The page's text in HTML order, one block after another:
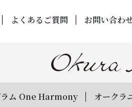
よくあるご質問 お問い合わ
ラム One Harmony オークラ